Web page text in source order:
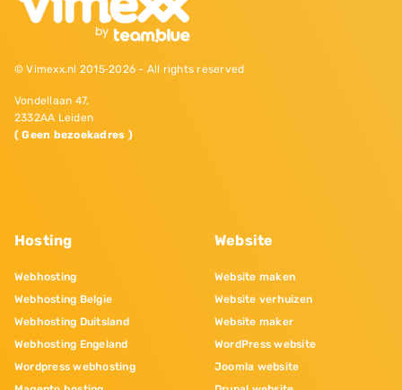
© Vimexx.nl 2015‐2026 - All rights reserved
Vondellaan 47,
2332AA Leiden
( Geen bezoekadres )
Hosting
Webhosting
Webhosting Belgie
Webhosting Duitsland
Webhosting Engeland
Wordpress webhosting
Website
Website maken
Website verhuizen
Website maker
WordPress website
Joomla website